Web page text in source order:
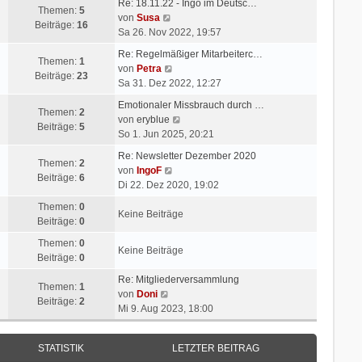
e
t
a
e
t
e
B
i
r
a
Themen: 5
Beiträge: 16
Re: 18.11.22 - Ingo im Deutsc…
von Susa
e
e
s
t
e
r
B
i
t
r
g
Sa 26. Nov 2022, 19:57
Themen: 1
Beiträge: 23
Re: Regelmäßiger Mitarbeiterc…
von Petra
e
e
s
t
e
B
i
a
Sa 31. Dez 2022, 12:27
Themen: 2
Beiträge:5
Emotionaler Missbrauch durch …
von eryblue
e
e
t
r
e
t
a
g
So 1. Jun 2025, 20:21
Themen: 2
Beiträge:6
Re: Newsletter Dezember 2020
von IngoF
e
e
e
B
i
r
Di 22. Dez 2020, 19:02
Themen: 0
Beiträge:0
Keine Beiträge
Themen: 0
Beiträge:0
Keine Beiträge
Themen: 1
Beiträge:2
Re: Mitgliederversammlung
von Doni
e
u
e
s
Mi 9. Aug 2023, 18:00
STATISTIK LETZTER BEITRAG